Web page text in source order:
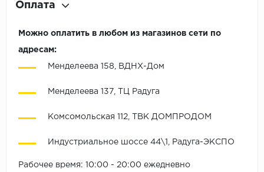
Оплата
Можно оплатить в любом из магазинов сети по
адресам:
Менделеева 158, ВДНХ-Дом
Менделеева 137, ТЦ Радуга
Комсомольская 112, ТВК ДОМПРОДОМ
Индустриальное шоссе 44\1, Радуга-ЭКСПО
Рабочее время: 10:00 - 20:00 ежедневно